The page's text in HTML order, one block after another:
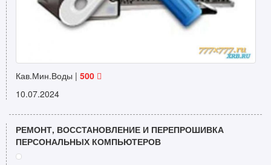
Кав.Мин.Воды | 500
10.07.2024
РЕМОНТ, ВОССТАНОВЛЕНИЕ И ПЕРЕПРОШИВКА
ПЕРСОНАЛЬНЫХ КОМПЬЮТЕРОВ